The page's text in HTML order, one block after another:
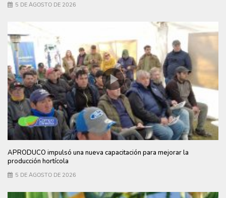
5 DE AGOSTO DE 2026
APRODUCO impulsó una nueva capacitación para mejorar la
producción hortícola
5 DE AGOSTO DE 2026